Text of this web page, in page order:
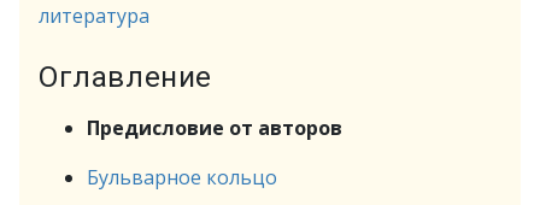
литература
Оглавление
Предисловие от авторов
Бульварное кольцо